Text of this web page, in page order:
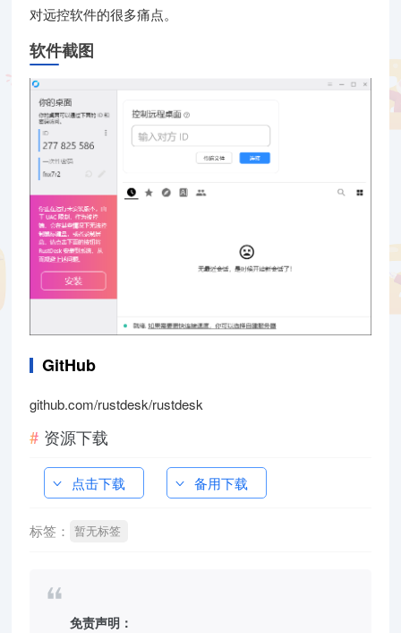
对远控软件的很多痛点。
软件截图
GitHub
github.com/rustdesk/rustdesk
资源下载
点击下载 备用下载
标签： 暂无标签
免责声明：